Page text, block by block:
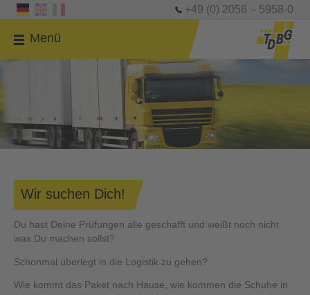
+49 (0) 2056 – 5958-0
Menü
Wir suchen Dich!
Du hast Deine Prüfungen alle geschafft und weißt noch nicht
was Du machen sollst?
Schonmal überlegt in die Logistik zu gehen?
Wie kommt das Paket nach Hause, wie kommen die Schuhe in